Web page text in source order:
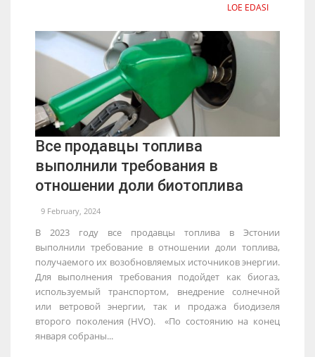
LOE EDASI
Все продавцы топлива
выполнили требования в
отношении доли биотоплива
9 February, 2024
В 2023 году все продавцы топлива в Эстонии
выполнили требование в отношении доли топлива,
получаемого их возобновляемых источников энергии.
Для выполнения требования подойдет как биогаз,
используемый транспортом, внедрение солнечной
или ветровой энергии, так и продажа биодизеля
второго поколения (HVO). «По состоянию на конец
января собраны...